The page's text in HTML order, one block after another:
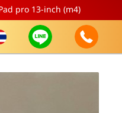
pro 13-inch (m4)